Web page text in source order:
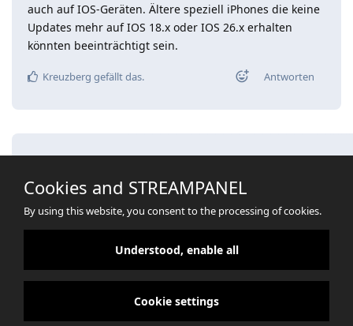
auch auf IOS-Geräten. Ältere speziell iPhones die keine
Updates mehr auf IOS 18.x oder IOS 26.x erhalten
könnten beeinträchtigt sein.
Antworten
Kreuzberg gefällt das.
Cookies and STREAMPANEL
By using this website, you consent to the processing of cookies.
Understood, enable all
Cookie settings